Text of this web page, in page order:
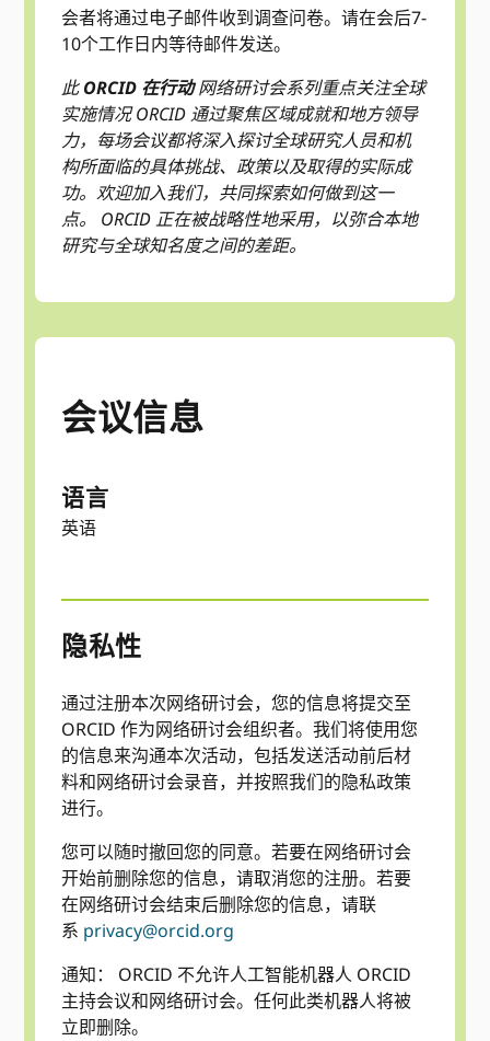
会者将通过电子邮件收到调查问卷。请在会后7-
10个工作日内等待邮件发送。
此ORCID 在行动网络研讨会系列重点关注全球
实施情况 ORCID 通过聚焦区域成就和地方领导
力，每场会议都将深入探讨全球研究人员和机
构所面临的具体挑战、政策以及取得的实际成
功。欢迎加入我们，共同探索如何做到这一
点。 ORCID 正在被战略性地采用，以弥合本地
研究与全球知名度之间的差距。
会议信息
语言
英语
隐私性
通过注册本次网络研讨会，您的信息将提交至
ORCID 作为网络研讨会组织者。我们将使用您
的信息来沟通本次活动，包括发送活动前后材
料和网络研讨会录音，并按照我们的隐私政策
进行。
您可以随时撤回您的同意。若要在网络研讨会
开始前删除您的信息，请取消您的注册。若要
在网络研讨会结束后删除您的信息，请联
系 privacy@orcid.org
通知： ORCID 不允许人工智能机器人 ORCID
主持会议和网络研讨会。任何此类机器人将被
立即删除。